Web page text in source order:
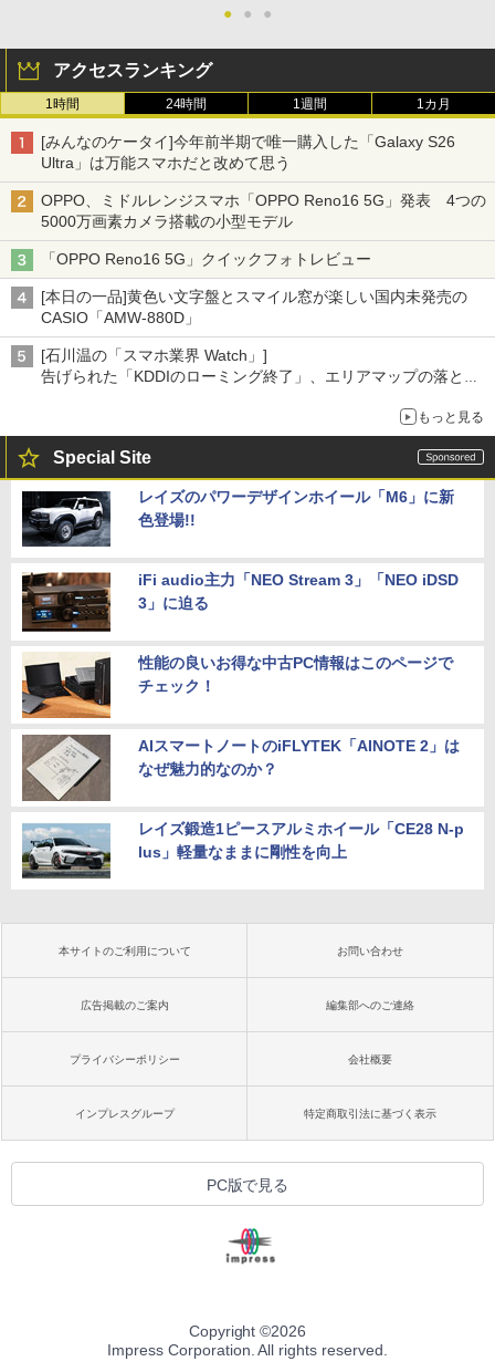
● ● ●
アクセスランキング
1時間 24時間 1週間 1カ月
[みんなのケータイ]今年前半期で唯一購入した「Galaxy S26
Ultra」は万能スマホだと改めて思う
OPPO、ミドルレンジスマホ「OPPO Reno16 5G」発表 4つの
5000万画素カメラ搭載の小型モデル
「OPPO Reno16 5G」クイックフォトレビュー
[本日の一品]黄色い文字盤とスマイル窓が楽しい国内未発売の
CASIO「AMW-880D」
[石川温の「スマホ業界 Watch」]
告げられた「KDDIのローミング終了」、エリアマップの落とし
もっと見る
Special Site
レイズのパワーデザインホイール「M6」に新
色登場!!
iFi audio主力「NEO Stream 3」「NEO iDSD
3」に迫る
性能の良いお得な中古PC情報はこのページで
チェック！
AIスマートノートのiFLYTEK「AINOTE 2」は
なぜ魅力的なのか？
レイズ鍛造1ピースアルミホイール「CE28 N-p
lus」軽量なままに剛性を向上
本サイトのご利用について お問い合わせ
広告掲載のご案内 編集部へのご連絡
プライバシーポリシー 会社概要
インプレスグループ 特定商取引法に基づく表示
PC版で見る
Copyright ©2026
Impress Corporation. All rights reserved.